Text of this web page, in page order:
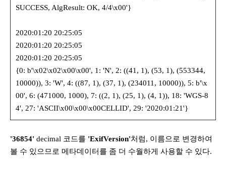
SUCCESS, AlgResult: OK, 4/4\x00'}
2020:01:20 20:25:05
2020:01:20 20:25:05
2020:01:20 20:25:05
{0: b'\x02\x02\x00\x00', 1: 'N', 2: ((41, 1), (53, 1), (553344,
10000)), 3: 'W', 4: ((87, 1), (37, 1), (234011, 10000)), 5: b'\x
00', 6: (471000, 1000), 7: ((2, 1), (25, 1), (4, 1)), 18: 'WGS-8
4', 27: 'ASCII\x00\x00\x00CELLID', 29: '2020:01:21'}
'36854' decimal 코드를 'ExifVersion'처럼, 이름으로 변경하여
볼 수 있으므로 메타데이터를 좀 더 수월하게 사용할 수 있다.